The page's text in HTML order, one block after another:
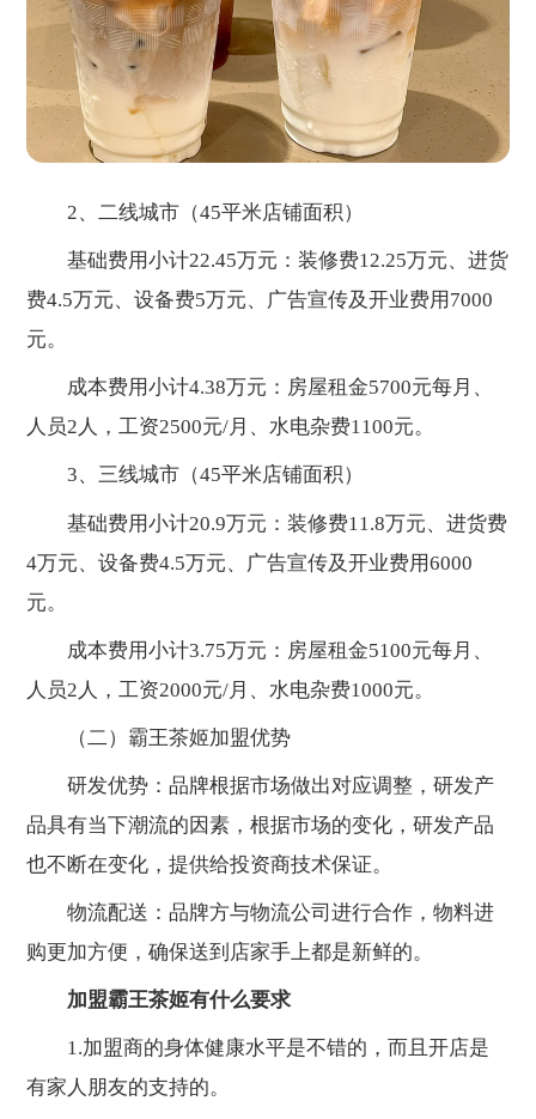
2、二线城市（45平米店铺面积）
基础费用小计22.45万元：装修费12.25万元、进货
费4.5万元、设备费5万元、广告宣传及开业费用7000
元。
成本费用小计4.38万元：房屋租金5700元每月、
人员2人，工资2500元/月、水电杂费1100元。
3、三线城市（45平米店铺面积）
基础费用小计20.9万元：装修费11.8万元、进货费
4万元、设备费4.5万元、广告宣传及开业费用6000
元。
成本费用小计3.75万元：房屋租金5100元每月、
人员2人，工资2000元/月、水电杂费1000元。
（二）霸王茶姬加盟优势
研发优势：品牌根据市场做出对应调整，研发产
品具有当下潮流的因素，根据市场的变化，研发产品
也不断在变化，提供给投资商技术保证。
物流配送：品牌方与物流公司进行合作，物料进
购更加方便，确保送到店家手上都是新鲜的。
加盟霸王茶姬有什么要求
1.加盟商的身体健康水平是不错的，而且开店是
有家人朋友的支持的。